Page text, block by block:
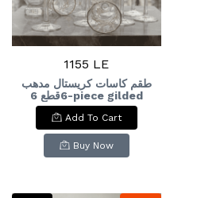
1155 LE
طقم كاسات كريستال مدهب
6قطع 6-piece gilded
crystal glass set
Add To Cart
Buy Now